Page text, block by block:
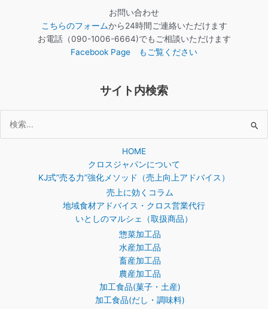
お問い合わせ
こちらのフォームから24時間ご連絡いただけます
お電話（090-1006-6664)でもご相談いただけます
Facebook Page もご覧ください
サイト内検索
索
HOME
クロスジャパンについて
KJ式”売る力”強化メソッド（売上向上アドバイス）
売上に効くコラム
地域食材アドバイス・クロス営業代行
いとしのマルシェ（取扱商品）
惣菜加工品
水産加工品
畜産加工品
農産加工品
加工食品(菓子・土産)
加工食品(だし・調味料)